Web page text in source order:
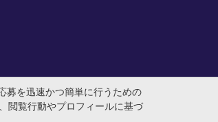
募を迅速かつ簡単に行うための
閲覧行動やプロフィールに基づ